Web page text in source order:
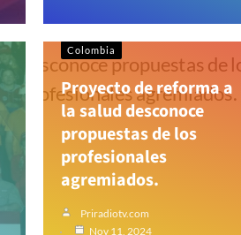
Colombia
Proyecto de reforma a
la salud desconoce
propuestas de los
profesionales
agremiados.
Priradiotv.com
Nov 11, 2024